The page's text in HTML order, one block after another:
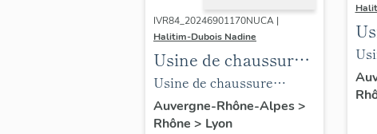
IVR84_20246901170NUCA |
Halitim-Dubois Nadine
Usine de chaussure
Neyron, Lyon 3e
Usine de chaussure
Neyron, Lyon 3e
Auvergne-Rhône-Alpes>
Rhône > Lyon